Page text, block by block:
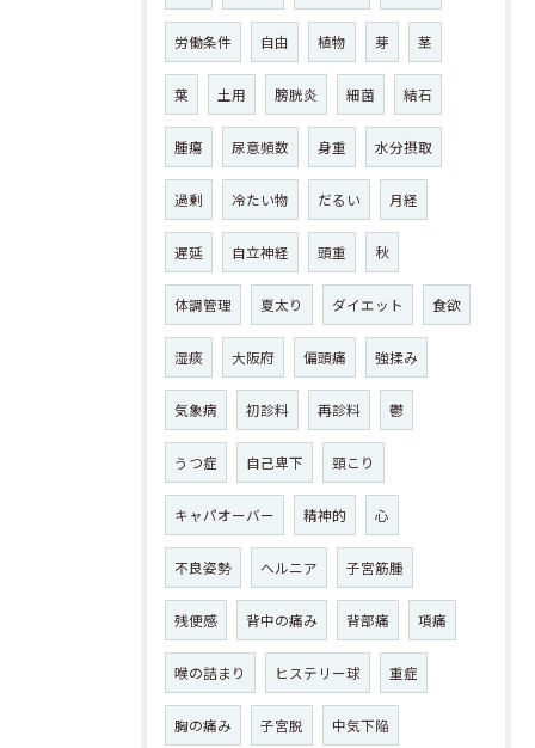
労働条件 自由 植物 芽 茎
葉 土用 膀胱炎 細菌 結石
腫瘍 尿意頻数 身重 水分摂取
過剰 冷たい物 だるい 月経
遅延 自立神経 頭重 秋
体調管理 夏太り ダイエット 食欲
湿痰 大阪府 偏頭痛 強揉み
気象病 初診料 再診料 鬱
うつ症 自己卑下 頸こり
キャパオーバー 精神的 心
不良姿勢 ヘルニア 子宮筋腫
残便感 背中の痛み 背部痛 項痛
喉の詰まり ヒステリー球 重症
胸の痛み 子宮脱 中気下陥